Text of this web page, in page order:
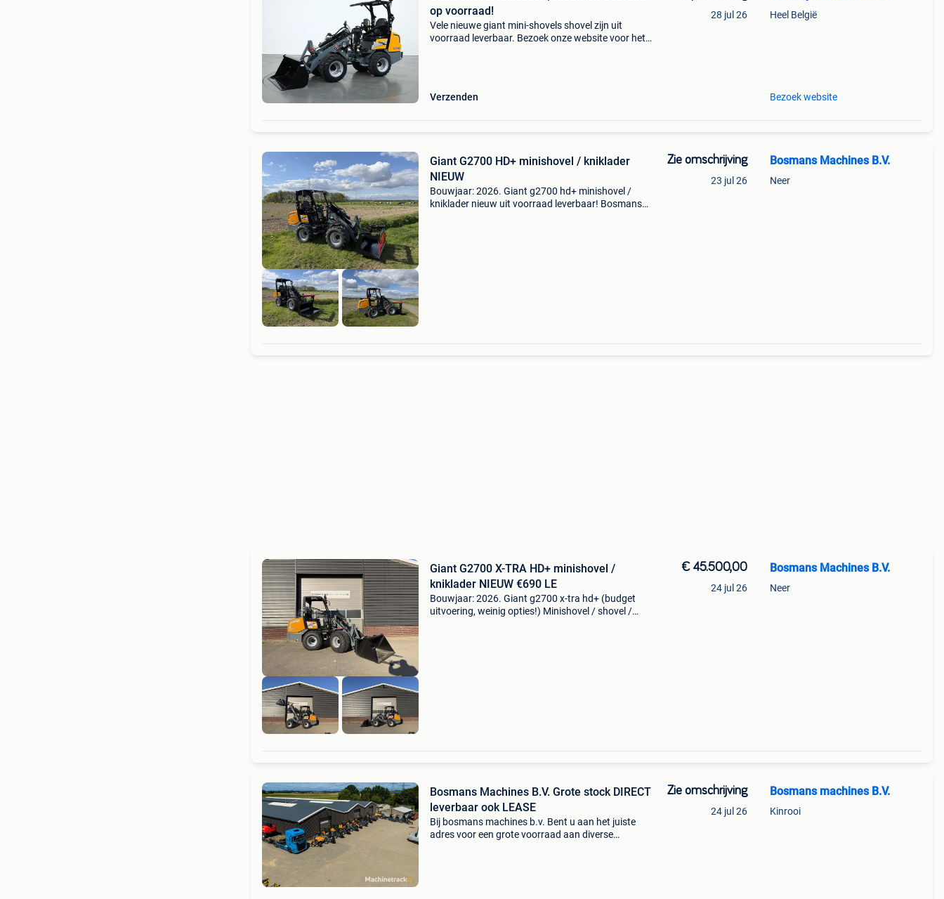
op voorraad!
Vele nieuwe giant mini-shovels shovel zijn uit
voorraad leverbaar. Bezoek onze website voor het
Verzenden
28 jul 26 Heel België
Bezoek website
Giant G2700 HD+ minishovel / kniklader
NIEUW
Bouwjaar: 2026. Giant g2700 hd+ minishovel /
kniklader nieuw uit voorraad leverbaar! Bosmans
Zie omschrijving
23 jul 26
Bosmans Machines B.V.
Neer
Giant G2700 X-TRA HD+ minishovel /
kniklader NIEUW €690 LE
Bouwjaar: 2026. Giant g2700 x-tra hd+ (budget
uitvoering, weinig opties!) Minishovel / shovel /
€ 45.500,00
24 jul 26
Bosmans Machines B.V.
Neer
Bosmans Machines B.V. Grote stock DIRECT
leverbaar ook LEASE
Bij bosmans machines b.v. Bent u aan het juiste
adres voor een grote voorraad aan diverse
Zie omschrijving
24 jul 26
Bosmans machines B.V.
Kinrooi